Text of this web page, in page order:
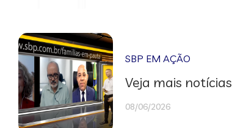
SBP EM AÇÃO
Veja mais notícias
08/06/2026